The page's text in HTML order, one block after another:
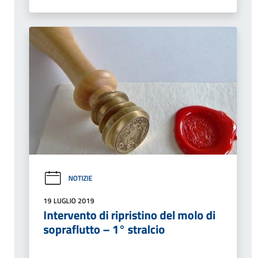
NOTIZIE
19 LUGLIO 2019
Intervento di ripristino del molo di
sopraflutto – 1° stralcio